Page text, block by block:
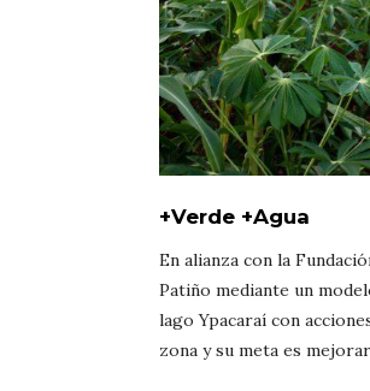
+Verde +Agua
En alianza con la
Patiño mediante un
lago Ypacaraí con
zona y su meta es